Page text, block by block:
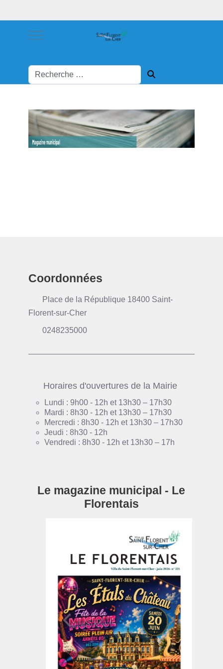
Mobile Menu Toggle
Coordonnées
Place de la République 18400 Saint-
Florent-sur-Cher
0248235000
Horaires d'ouvertures de la Mairie
Lundi : 9h00 - 12h et 13h30 – 17h30
Mardi : 8h30 - 12h et 13h30 – 17h30
Mercredi : 8h30 - 12h et 13h30 – 17h30
Jeudi : 8h30 - 12h
Vendredi : 8h30 - 12h et 13h30 – 17h
Le magazine municipal - Le
Florentais